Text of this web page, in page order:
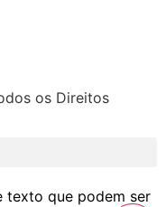
os Direitos
texto que podem ser